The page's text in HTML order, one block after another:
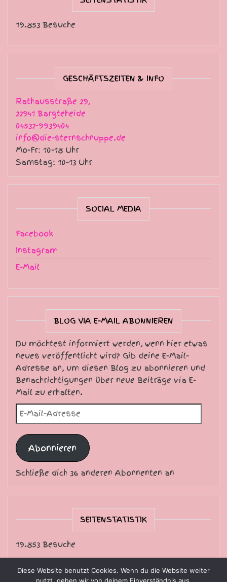
19.853 Besuche
GESCHÄFTSZEITEN & INFO
Rathausstraße 29,
22941 Bargteheide
04532-9939404
info@die-sternschnuppe.de
Mo-Fr: 10-18 Uhr
Samstag: 10-13 Uhr
SOCIAL MEDIA
Facebook
Instagram
E-Mail
BLOG VIA E-MAIL ABONNIEREN
Du möchtest informiert werden, wenn hier etwas
neues veröffentlicht wird? Gib deine E-Mail-
Adresse an, um diesen Blog zu abonnieren und
Benachrichtigungen über neue Beiträge via E-
Mail zu erhalten.
E-Mail-Adresse
Abonnieren
Schließe dich 36 anderen Abonnenten an
SEITENSTATISTIK
19.853 Besuche
Diese Website benutzt Cookies. Wenn du die Website weiter